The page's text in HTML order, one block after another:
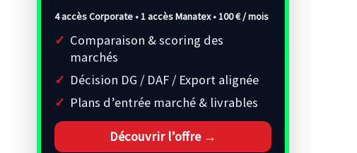
4 accès Corporate • 1 accès Manatex •100 € / mois
Comparaison & scoring des
marchés
Décision DG / DAF / Export alignée
Plans d’entrée marché & livrables
Découvrir l’offre →